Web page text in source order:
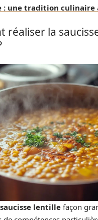
: une tradition culinaire
réaliser la
saucisse lentille façon